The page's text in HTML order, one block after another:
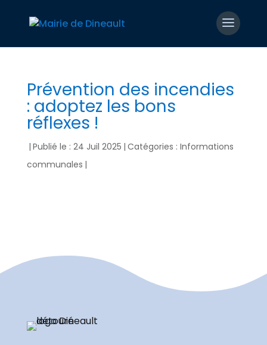
Prévention des incendies
: adoptez les bons
réflexes !
| Publié le : 24 Juil 2025 | Catégories : Informations
communales |